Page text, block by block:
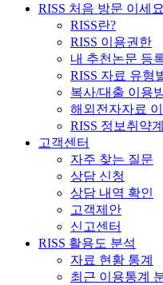
RISS 처음 방문 이세
RISS란?
RISS 이용권한
내 추천논문 등
RISS 자료 유형
복사/대출 이용
해외전자자료
RISS 정보취약
고객센터
자주 찾는 질문
상담 신청
상담 내역 확인
고객제안
신고센터
RISS 활용도 분석
자료 현황 통계
최근 이용통계